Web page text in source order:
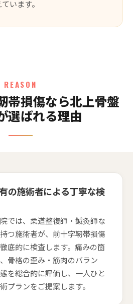
います。
REASON
帯損傷なら北上骨盤
選ばれる理由
の施術者による丁寧な検
では、柔道整復師・鍼灸師な
つ施術者が、前十字靭帯損傷
底的に検査します。痛みの箇
骨格の歪み・筋肉のバラン
を総合的に評価し、一人ひと
プランをご提案します。